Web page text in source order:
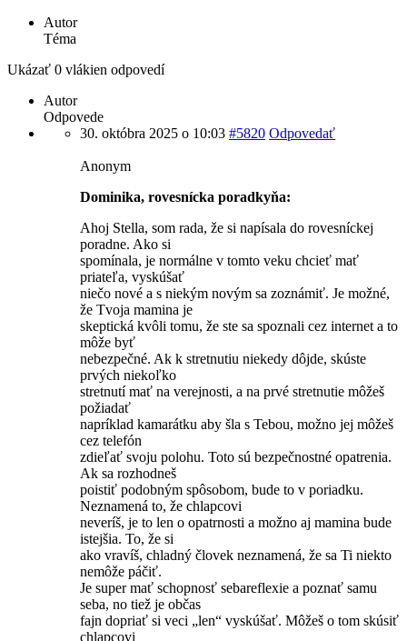
Autor
Téma
Ukázať 0 vlákien odpovedí
Autor
Odpovede
30. októbra 2025 o 10:03 #5820 Odpovedať
Anonym
Dominika, rovesnícka poradkyňa:
Ahoj Stella, som rada, že si napísala do rovesníckej
poradne. Ako si
spomínala, je normálne v tomto veku chcieť mať
priateľa, vyskúšať
niečo nové a s niekým novým sa zoznámiť. Je možné,
že Tvoja mamina je
skeptická kvôli tomu, že ste sa spoznali cez internet a to
môže byť
nebezpečné. Ak k stretnutiu niekedy dôjde, skúste
prvých niekoľko
stretnutí mať na verejnosti, a na prvé stretnutie môžeš
požiadať
napríklad kamarátku aby šla s Tebou, možno jej môžeš
cez telefón
zdieľať svoju polohu. Toto sú bezpečnostné opatrenia.
Ak sa rozhodneš
poistiť podobným spôsobom, bude to v poriadku.
Neznamená to, že chlapcovi
neveríš, je to len o opatrnosti a možno aj mamina bude
istejšia. To, že si
ako vravíš, chladný človek neznamená, že sa Ti niekto
nemôže páčiť.
Je super mať schopnosť sebareflexie a poznať samu
seba, no tiež je občas
fajn dopriať si veci „len“ vyskúšať. Môžeš o tom skúsiť
chlapcovi